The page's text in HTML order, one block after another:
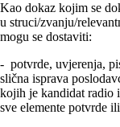
Kao dokaz kojim se
u struci/zvanju/
mogu se dostaviti:
- potvrde, uvjerenja,
slična isprava
kojih je kandidat radio
sve elemente potvrde